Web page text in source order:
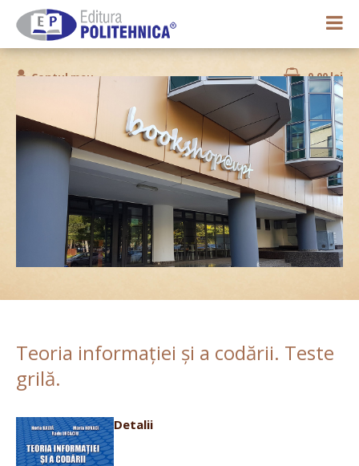
0,00 lei
Contul meu
Teoria informaţiei şi a codării. Teste
grilă.
Detalii